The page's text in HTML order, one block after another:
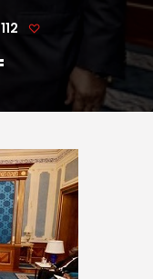
112